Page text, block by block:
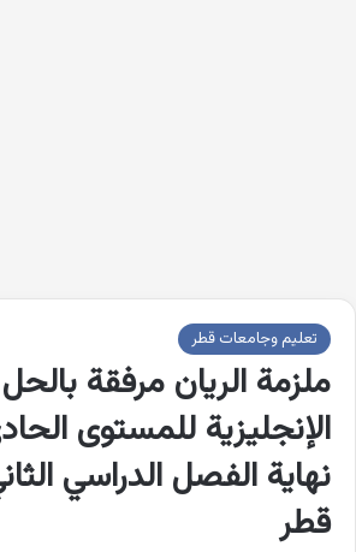
تعليم وجامعات قطر
ملزمة الريان مرفقة
الإنجليزية للمستوى
قطر